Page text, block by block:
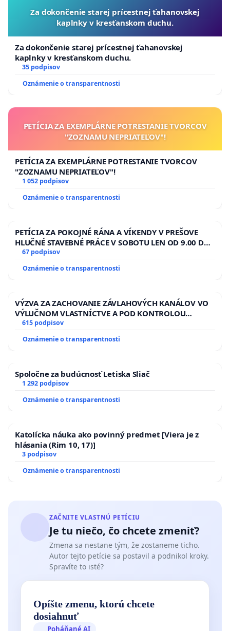
Za dokončenie starej prícestnej ťahanovskej
kaplnky v kresťanskom duchu.
Za dokončenie starej prícestnej ťahanovskej
kaplnky v kresťanskom duchu.
35 podpisov
Oznámenie o transparentnosti
PETÍCIA ZA EXEMPLÁRNE POTRESTANIE TVORCOV
"ZOZNAMU NEPRIATEĽOV"!
PETÍCIA ZA EXEMPLÁRNE POTRESTANIE TVORCOV
"ZOZNAMU NEPRIATEĽOV"!
1 052 podpisov
Oznámenie o transparentnosti
PETÍCIA ZA POKOJNÉ RÁNA A VÍKENDY V PREŠOVE
HLUČNÉ STAVEBNÉ PRÁCE V SOBOTU LEN OD 9.00 DO
13.00 HOD., CEZ PRACOVNÝ TÝŽDEŇ CIEĽ 8.00 – 18.00
HOD. A PRAVIDELNÁ KONTROLA STAVBY C-AREA NA
ĎUMBIERSKEJ/MAGU
67 podpisov
Oznámenie o transparentnosti
VÝZVA ZA ZACHOVANIE ZÁVLAHOVÝCH KANÁLOV VO
VÝLUČNOM VLASTNÍCTVE A POD KONTROLOU
SLOVENSKEJ REPUBLIKY & žiadosť na riešenie
zanedbaného stavu závlahových a odvodňovacích
kanálov na Slovensku
615 podpisov
Oznámenie o transparentnosti
Spoločne za budúcnosť Letiska Sliač
1 292 podpisov
Oznámenie o transparentnosti
Katolícka náuka ako povinný predmet [Viera je z
hlásania (Rim 10, 17)]
3 podpisov
Oznámenie o transparentnosti
ZAČNITE VLASTNÚ PETÍCIU
Je tu niečo, čo chcete zmeniť?
Zmena sa nestane tým, že zostaneme ticho.
Autor tejto petície sa postavil a podnikol kroky.
Spravíte to isté?
Opíšte zmenu, ktorú chcete
dosiahnuť